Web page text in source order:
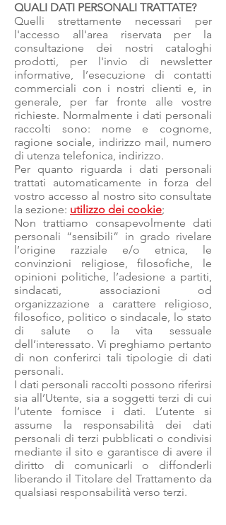
QUALI DATI PERSONALI TRATTATE?
Quelli strettamente necessari per
l'accesso all'area riservata per la
consultazione dei nostri cataloghi
prodotti, per l'invio di newsletter
informative, l’esecuzione di contatti
commerciali con i nostri clienti e, in
generale, per far fronte alle vostre
richieste. Normalmente i dati personali
raccolti sono: nome e cognome,
ragione sociale, indirizzo mail, numero
di utenza telefonica, indirizzo.
Per quanto riguarda i dati personali
trattati automaticamente in forza del
vostro accesso al nostro sito consultate
la sezione: utilizzo dei cookie;
Non trattiamo consapevolmente dati
personali “sensibili” in grado rivelare
l’origine razziale e/o etnica, le
convinzioni religiose, filosofiche, le
opinioni politiche, l’adesione a partiti,
sindacati, associazioni od
organizzazione a carattere religioso,
filosofico, politico o sindacale, lo stato
di salute o la vita sessuale
dell’interessato. Vi preghiamo pertanto
di non conferirci tali tipologie di dati
personali.
I dati personali raccolti possono riferirsi
sia all’Utente, sia a soggetti terzi di cui
l’utente fornisce i dati. L’utente si
assume la responsabilità dei dati
personali di terzi pubblicati o condivisi
mediante il sito e garantisce di avere il
diritto di comunicarli o diffonderli
liberando il Titolare del Trattamento da
qualsiasi responsabilità verso terzi.